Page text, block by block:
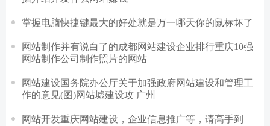
掌握电脑快捷键最大的好处就是万一哪天你的鼠标坏了
网站制作并有说白了的成都网站建设企业排行重庆10强
网站制作公司制作照片的网站
网站建设国务院办公厅关于加强政府网站建设和管理工
作的意见(图)网站墟建设攻 广州
网站开发重庆网站建设，企业信息推广等，请高手到